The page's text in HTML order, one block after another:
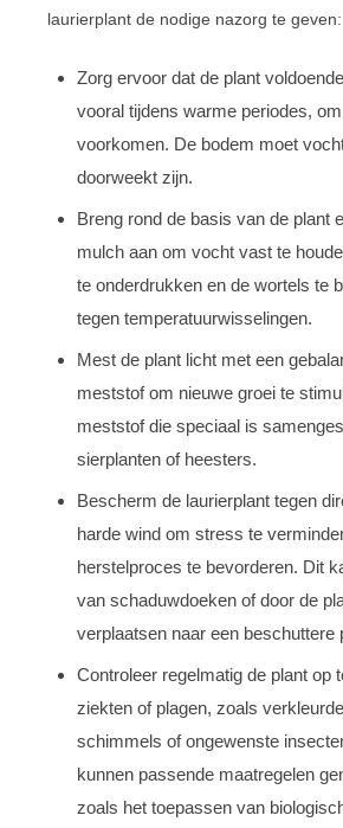
laurierplant de nodige nazorg te geven:
Zorg ervoor dat de plant
vooral tijdens warme periodes,
voorkomen. De bodem moet
doorweekt zijn.
Breng rond de basis van de plant
mulch aan om vocht vast te
te onderdrukken en de wortels te
tegen temperatuurwisselingen.
Mest de plant licht met een
meststof om nieuwe groei te
meststof die speciaal is
sierplanten of heesters.
Bescherm de laurierplant tegen
harde wind om stress te
herstelproces te bevorderen. Dit
van schaduwdoeken of door de
verplaatsen naar een beschuttere
Controleer regelmatig de plant op
ziekten of plagen, zoals
schimmels of ongewenste
kunnen passende maatregelen
zoals het toepassen van